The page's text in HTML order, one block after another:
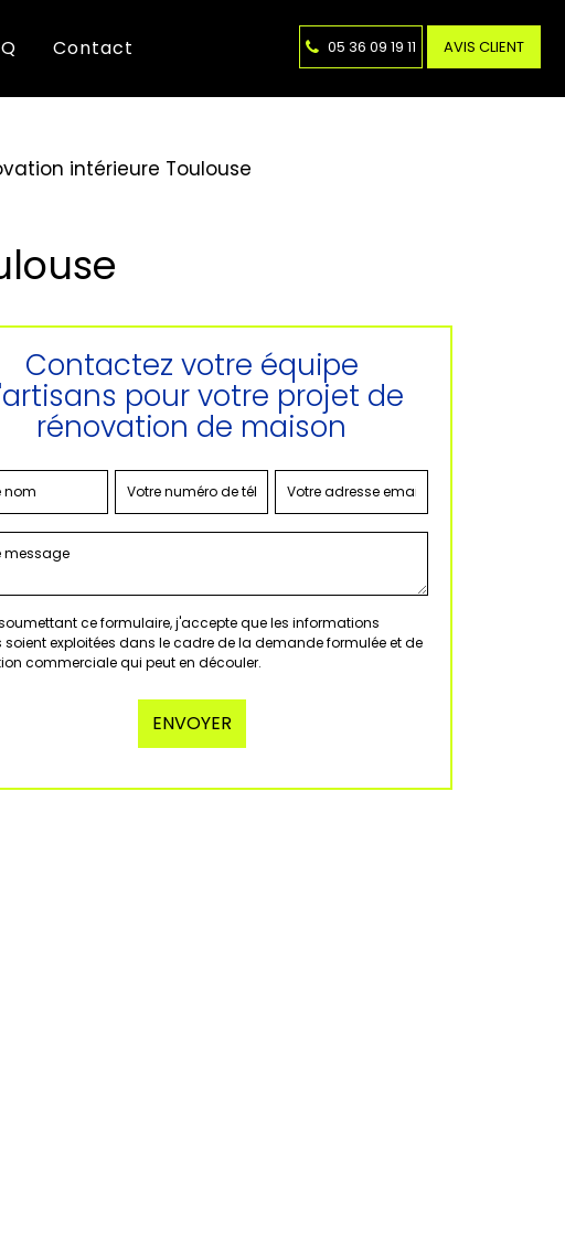
Contact 05 36 09 19 11 AVIS CLIENT
intérieure Toulouse
Contactez votre équipe
pour votre projet de
rénovation de maison
ce formulaire, j'accepte que les informations
soient exploitées dans le cadre de la demande formulée et de
commerciale qui peut en découler.